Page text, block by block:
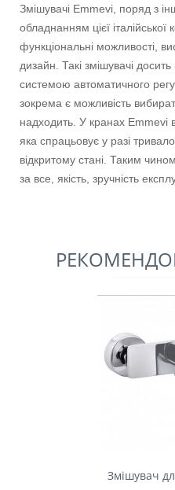
Змішувачі Emmevi, поряд з
обладнанням цієї італійської
функціональні можливості,
дизайн. Такі змішувачі
системою автоматичного
зокрема є можливість
надходить. У кранах Emmevi
яка спрацьовує у разі
відкритому стані. Таким
за все, якість, зручність
Змішувач